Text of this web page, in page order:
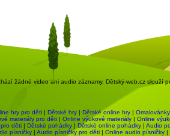
žádné video ani audio záznamy. Dětský-web.cz slouží
hry pro děti | Dětské hry | Dětské online hry | Omalovánky
materiály pro děti | Online výukové materiály | Online
děti | Dětské pohádky | Dětské online pohádky | Audio
písničky | Audio písničky pro děti | Online audio písničky |